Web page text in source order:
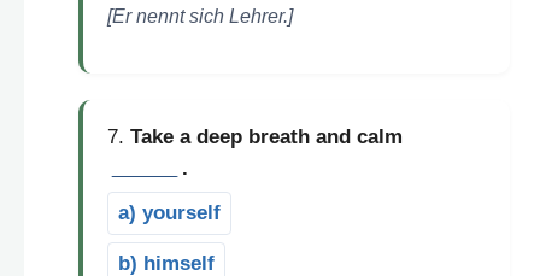
[Er nennt sich Lehrer.]
7. Take a deep breath and calm
.
a) yourself
b) himself